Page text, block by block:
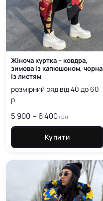
Жіноча куртка – ковдра,
зимова із капюшоном, чорна
із листям
розмірний ряд від 40 до 60
р.
5 900 – 6 400 грн
range:
5 900
грн
6 400
грн
Купити